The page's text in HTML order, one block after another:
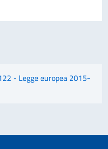
- Legge europea 2015-